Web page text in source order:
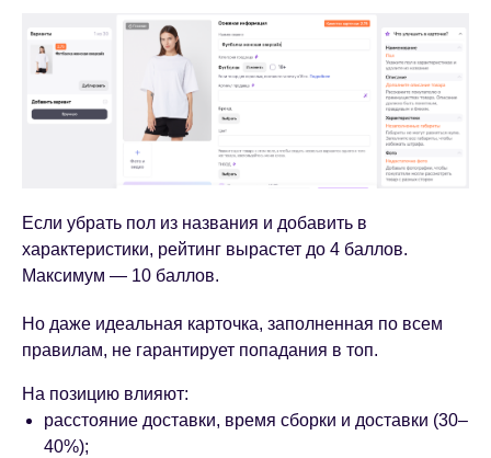
Если убрать пол из названия и добавить в
характеристики, рейтинг вырастет до 4 баллов.
Максимум — 10 баллов.
Но даже идеальная карточка, заполненная по всем
правилам, не гарантирует попадания в топ.
На позицию влияют:
расстояние доставки, время сборки и доставки (30–
40%);